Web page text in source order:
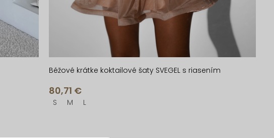
Béžové krátke koktailové šaty SVEGEL s riasením
80,71 €
S M L